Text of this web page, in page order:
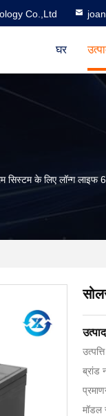
Co.,Ltd
घर
सिस्टम के लिए लॉन्ग
ब्रांड
मॉडल